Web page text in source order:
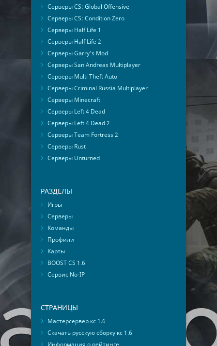
Серверы CS: Global Offensive
Серверы CS: Condition Zero
Серверы Half Life 1
Серверы Half Life 2
Серверы Garry's Mod
Серверы San Andreas Multiplayer
Серверы Multi Theft Auto
Серверы Criminal Russia Multiplayer
Серверы Minecraft
Серверы Left 4 Dead
Серверы Left 4 Dead 2
Серверы Team Fortress 2
Серверы Rust
Серверы Unturned
РАЗДЕЛЫ
Игры
Серверы
Команды
Профили
Карты
BOOST CS 1.6
Сервис No-IP
СТРАНИЦЫ
Мастерсервер кс 1.6
Скачать русскую сборку кс 1.6
Информация о рейтинге